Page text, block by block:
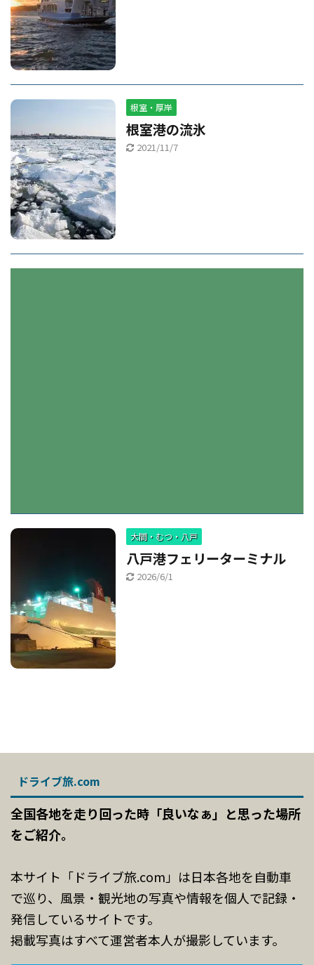
根室・厚岸
根室港の流氷
2021/11/7
大間・むつ・八戸
八戸港フェリーターミナル
2026/6/1
ドライブ旅.com
全国各地を走り回った時「良いなぁ」と思った場所
をご紹介。
本サイト「ドライブ旅.com」は日本各地を自動車
で巡り、風景・観光地の写真や情報を個人で記録・
発信しているサイトです。
掲載写真はすべて運営者本人が撮影しています。